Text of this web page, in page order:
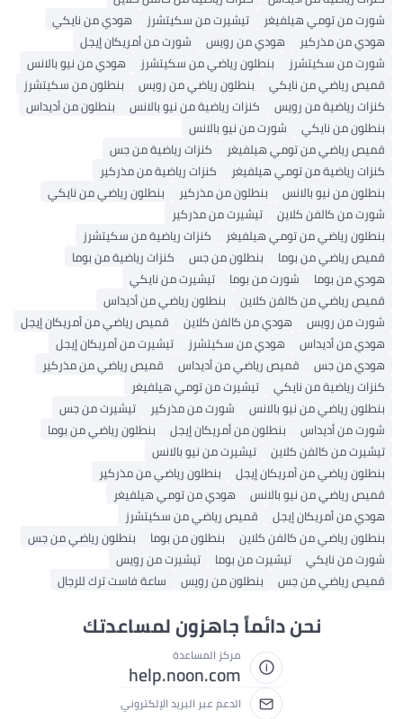
شورت من تومي هيلفيغر
تيشيرت من سكيتشرز
هودي من نايكي
هودي من مذركير
هودي من رويس
شورت من أمريكان إيجل
شورت من سكيتشرز
بنطلون رياضي من سكيتشرز
هودي من نيو بالانس
قميص رياضي من نايكي
بنطلون رياضي من رويس
بنطلون من سكيتشرز
كنزات رياضية من رويس
كنزات رياضية من نيو بالانس
بنطلون من أديداس
بنطلون من نايكي
شورت من نيو بالانس
قميص رياضي من تومي هيلفيغر
كنزات رياضية من جس
كنزات رياضية من تومي هيلفيغر
كنزات رياضية من مذركير
بنطلون من نيو بالانس
بنطلون من مذركير
بنطلون رياضي من نايكي
شورت من كالفن كلاين
تيشيرت من مذركير
بنطلون رياضي من تومي هيلفيغر
كنزات رياضية من سكيتشرز
قميص رياضي من بوما
بنطلون من جس
كنزات رياضية من بوما
هودي من بوما
شورت من بوما
تيشيرت من نايكي
قميص رياضي من كالفن كلاين
بنطلون رياضي من أديداس
شورت من رويس
هودي من كالفن كلاين
قميص رياضي من أمريكان إيجل
هودي من أديداس
هودي من سكيتشرز
تيشيرت من أمريكان إيجل
هودي من جس
قميص رياضي من أديداس
قميص رياضي من مذركير
كنزات رياضية من نايكي
تيشيرت من تومي هيلفيغر
بنطلون رياضي من نيو بالانس
شورت من مذركير
تيشيرت من جس
شورت من أديداس
بنطلون من أمريكان إيجل
بنطلون رياضي من بوما
تيشيرت من كالفن كلاين
تيشيرت من نيو بالانس
بنطلون رياضي من أمريكان إيجل
بنطلون رياضي من مذركير
قميص رياضي من نيو بالانس
هودي من تومي هيلفيغر
هودي من أمريكان إيجل
قميص رياضي من سكيتشرز
بنطلون رياضي من كالفن كلاين
بنطلون من بوما
بنطلون رياضي من جس
شورت من نايكي
تيشيرت من بوما
تيشيرت من رويس
قميص رياضي من جس
بنطلون من رويس ساعة فاست ترك للرجال
نحن دائماً جاهزون لمساعدتك
مركز المساعدة
help.noon.com
الدعم عبر البريد الإلكتروني